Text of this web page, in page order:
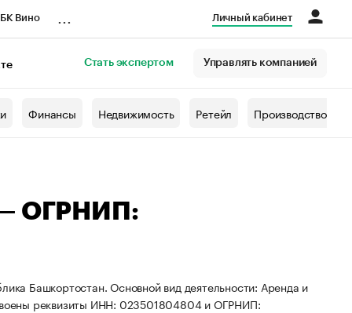
Вино Личный кабинет
Стать экспертом Управлять компанией
Финансы Недвижимость Ретейл Производство
— ОГРНИП:
Башкортостан. Основной вид деятельности: Аренда и
реквизиты ИНН: 023501804804 и ОГРНИП: